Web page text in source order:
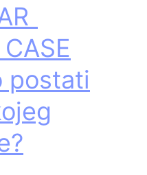
postati